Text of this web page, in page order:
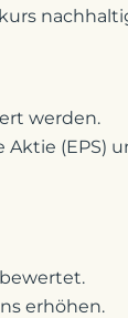
werden.
Aktie (EPS)
erhöhen.